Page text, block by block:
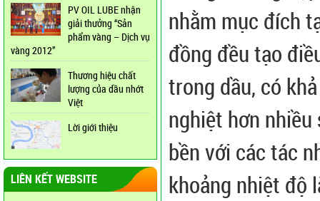
PV OIL LUBE nhận
giải thưởng “Sản
phẩm vàng – Dịch vụ
vàng 2012”
Thương hiệu chất
lượng của dầu nhớt
Việt
Lời giới thiệu
LIÊN KẾT WEBSITE
nhằm mục đích
đồng đều tạo
trong dầu, có
nghiệt hơn
bền với các tác
khoảng nhiệt độ